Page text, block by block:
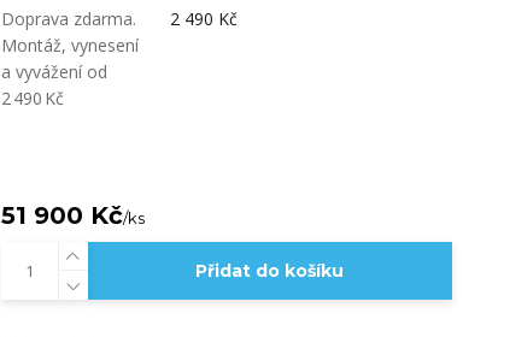
Doprava zdarma.
Montáž, vynesení
a vyvážení od
2 490 Kč
2 490 Kč
51 900 Kč/ks
Přidat do košíku